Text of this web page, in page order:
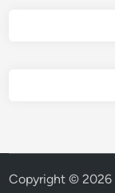
Copyright © 2026